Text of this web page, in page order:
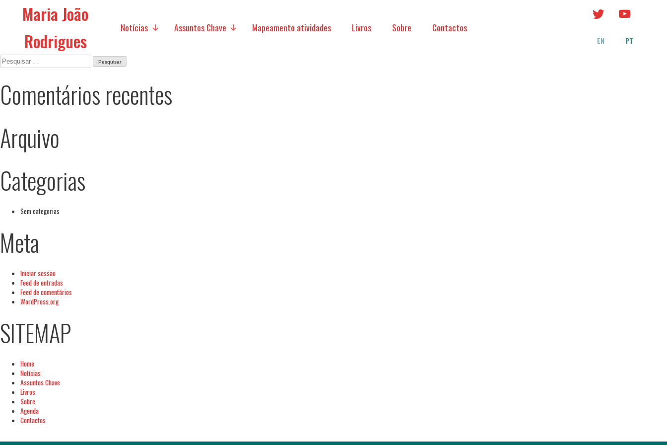
Maria João
Rodrigues
Notícias
Mídia
Assuntos Chave Mapeamento atividades Livros Sobre Contactos
EN
PT
Pesquisar
por:
Comentários recentes
Arquivo
Categorias
Sem categorias
Meta
Iniciar sessão
Feed de entradas
Feed de comentários
WordPress.org
SITEMAP
Home
Notícias
Assuntos Chave
Livros
Sobre
Agenda
Contactos